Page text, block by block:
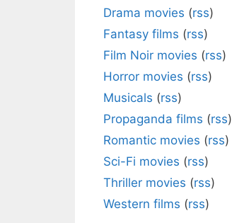
Drama movies (rss)
Fantasy films (rss)
Film Noir movies (rss)
Horror movies (rss)
Musicals (rss)
Propaganda films (rss)
Romantic movies (rss)
Sci-Fi movies (rss)
Thriller movies (rss)
Western films (rss)